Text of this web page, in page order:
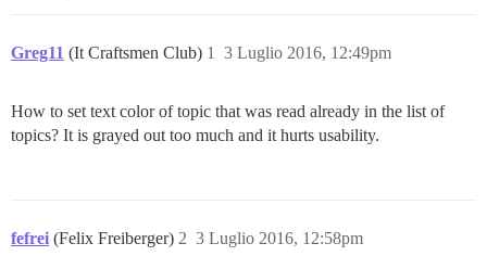
Greg11 (It Craftsmen Club) 3 Luglio 2016, 12:49pm
1
How to set text color of topic that was read already in the list of
topics? It is grayed out too much and it hurts usability.
fefrei (Felix Freiberger) 3 Luglio 2016, 12:58pm
2